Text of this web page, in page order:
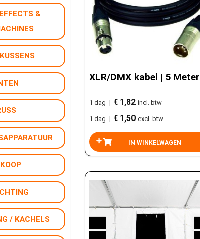
&
/ KACHELS
XLR/DMX kabel | 5 Meter
1 dag | € 1,82 incl. btw
1 dag | € 1,50 excl. btw